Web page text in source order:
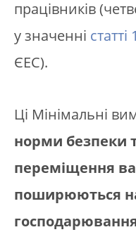
працівників
у значенні статті
ЄЕС).
Ці Мінімальні
норми безпеки
переміщення
поширюються на